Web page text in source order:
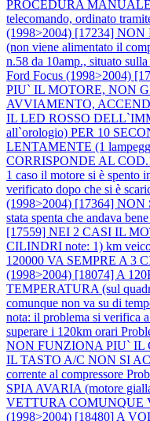
PROCEDURA MANUALE
telecomando, ordinato
(1998>2004) [17234]
(non viene alimentato il
n.58 da 10amp., situato
Ford Focus (1998>2004)
PIU` IL MOTORE, NON
AVVIAMENTO,
IL LED ROSSO
all`orologio) PER 10
LENTAMENTE (1
CORRISPONDE AL
1 caso il motore si è spento
verificato dopo che si è
(1998>2004) [17364]
stata spenta che andava bene
[17559] NEI 2 CASI IL
CILINDRI note: 1) km
120000 VA SEMPRE A 3
(1998>2004) [18074] A
TEMPERATURA (sul
comunque non va su di
nota: il problema si verifica
superare i 120km orari
NON FUNZIONA PIU` IL
IL TASTO A/C NON SI
corrente al compressore
SPIA AVARIA (motore
VETTURA COMUNQUE
(1998>2004) [18480] A